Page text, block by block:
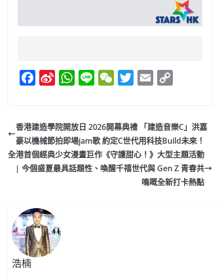
F
e
b
o
o
Si
W
ei
b
o
W
s
A
p
p
Li W
h
at
T
er
E
l y
Li
n
k
香港建造學院開放日 2026開幕典禮 「建造音樂C」洪嘉
豪以機械節拍即場jam歌 約定C世代用科技Build未來！
全港首個經典少女漫畫巨作《守護甜心！》大型主題活動
| 今個盛夏最具話題性、喚醒千禧世代與 Gen Z 青春共
鳴嘅全新打卡熱點
浩楠